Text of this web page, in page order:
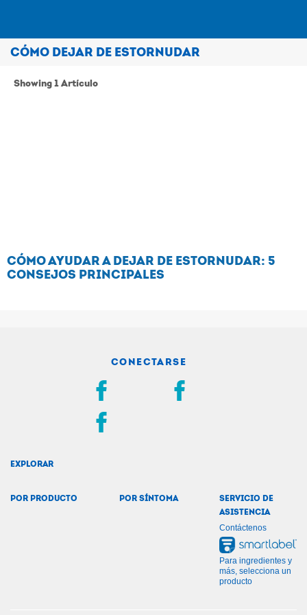
COMPRAR PRODUCTOS
CÓMO DEJAR DE ESTORNUDAR
Showing 1 Artículo
CÓMO AYUDAR A DEJAR DE ESTORNUDAR: 5
CONSEJOS PRINCIPALES
CONECTARSE
EXPLORAR
POR PRODUCTO POR SÍNTOMA
SERVICIO DE
ASISTENCIA
Contáctenos
Para ingredientes y
más, selecciona un
producto